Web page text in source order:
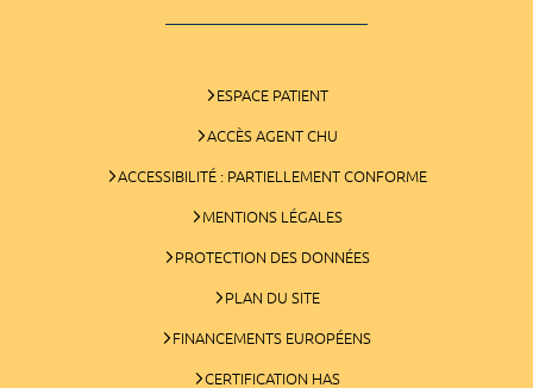
ESPACE PATIENT
ACCÈS AGENT CHU
ACCESSIBILITÉ : PARTIELLEMENT CONFORME
MENTIONS LÉGALES
PROTECTION DES DONNÉES
PLAN DU SITE
FINANCEMENTS EUROPÉENS
CERTIFICATION HAS